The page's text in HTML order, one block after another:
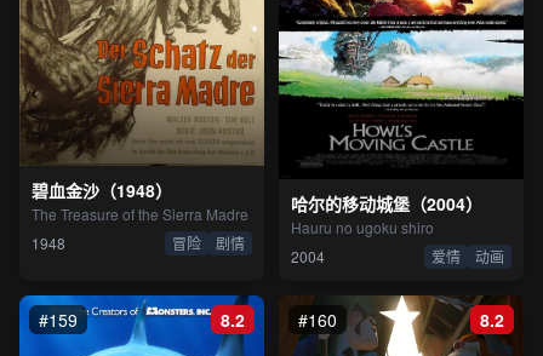
碧血金沙（1948）
The Treasure of the Sierra Madre
1948
冒险 剧情
哈尔的移动城堡（2004）
Hauru no ugoku shiro
2004
爱情 动画
8.2
#159 8.2
#160